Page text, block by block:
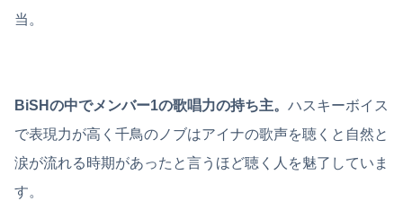
当。
BiSHの中でメンバー1の歌唱力の持ち主。 ハスキーボイス
で表現力が高く千鳥のノブはアイナの歌声を聴くと自然と
涙が流れる時期があったと言うほど聴く人を魅了していま
す。